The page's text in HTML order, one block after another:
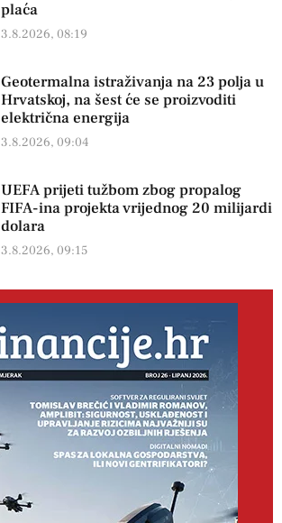
plaća
3.8.2026, 08:19
Geotermalna istraživanja na 23 polja u
Hrvatskoj, na šest će se proizvoditi
električna energija
3.8.2026, 09:04
UEFA prijeti tužbom zbog propalog
FIFA-ina projekta vrijednog 20 milijardi
dolara
3.8.2026, 09:15